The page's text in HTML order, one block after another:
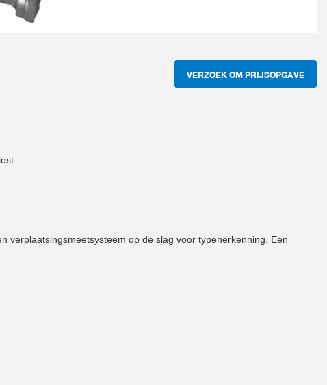
VERZOEK OM PRIJSOPGAVE
verplaatsingsmeetsysteem op de slag voor typeherkenning. Een